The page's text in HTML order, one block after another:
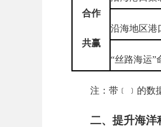
合作
共赢
沿海地区港
“丝路海运”
注：带﹝﹞的数
二、提升海洋